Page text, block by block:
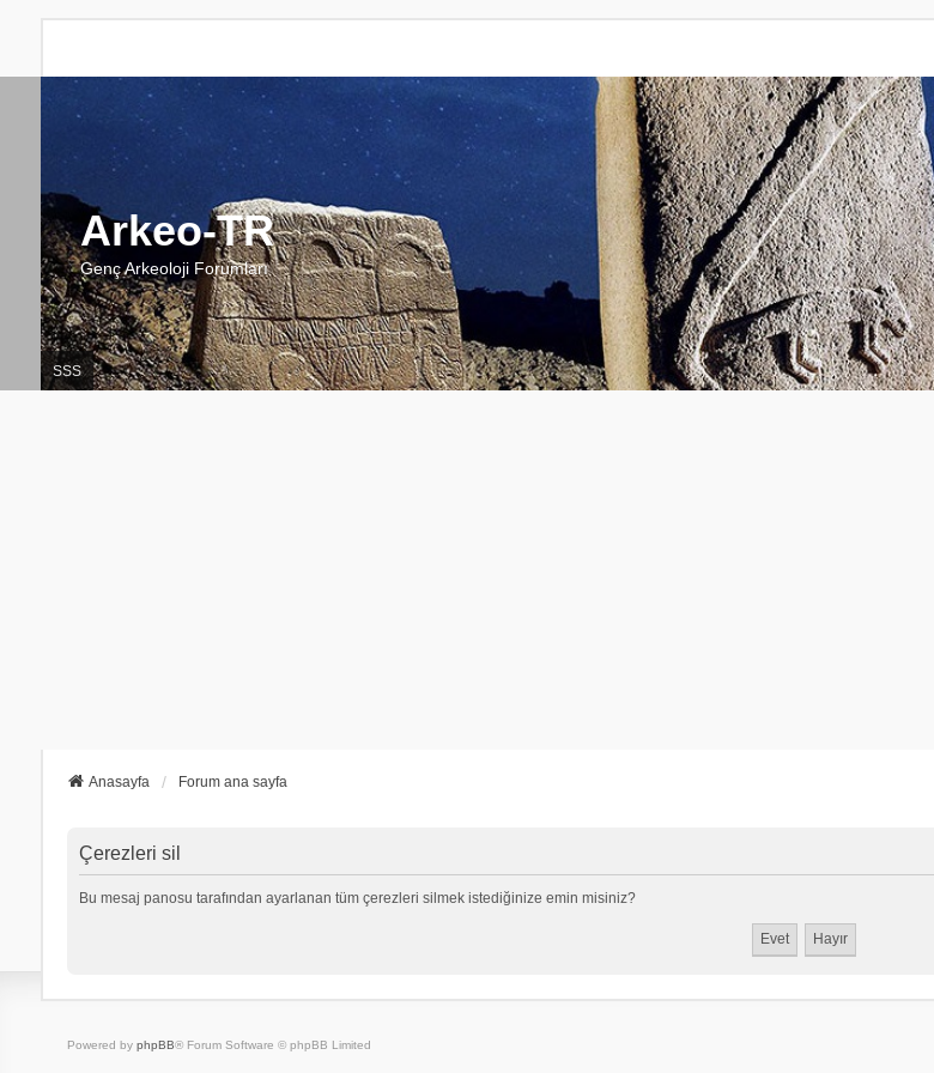
Arkeo-TR
Genç Arkeoloji Forumları
SSS
Anasayfa Forum ana sayfa
Çerezleri sil
Bu mesaj panosu tarafından ayarlanan tüm çerezleri silmek istediğinize emin misiniz?
Powered by phpBB® Forum Software © phpBB Limited